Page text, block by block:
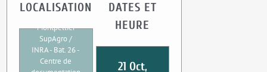
LOCALISATION
Montpellier
SupAgro /
INRA - Bat. 26 -
Centre de
DATES ET
HEURE
21 Oct,